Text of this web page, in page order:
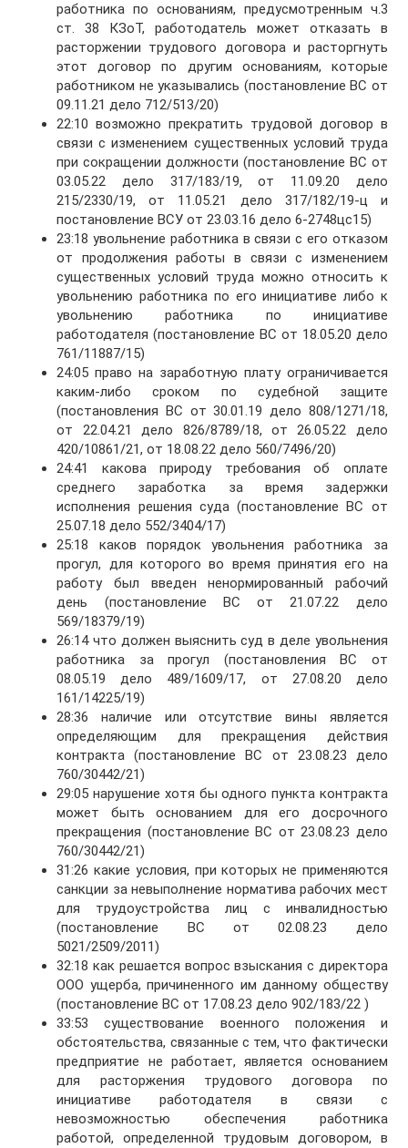
работника по основаниям, предусмотренным ч.3
ст. 38 КЗоТ, работодатель может отказать в
расторжении трудового договора и расторгнуть
этот договор по другим основаниям, которые
работником не указывались (постановление ВС от
09.11.21 дело 712/513/20)
22:10 возможно прекратить трудовой договор в
связи с изменением существенных условий труда
при сокращении должности (постановление ВС от
03.05.22 дело 317/183/19, от 11.09.20 дело
215/2330/19, от 11.05.21 дело 317/182/19-ц и
постановление ВСУ от 23.03.16 дело 6-2748цс15)
23:18 увольнение работника в связи с его отказом
от продолжения работы в связи с изменением
существенных условий труда можно относить к
увольнению работника по его инициативе либо к
увольнению работника по инициативе
работодателя (постановление ВС от 18.05.20 дело
761/11887/15)
24:05 право на заработную плату ограничивается
каким-либо сроком по судебной защите
(постановления ВС от 30.01.19 дело 808/1271/18,
от 22.04.21 дело 826/8789/18, от 26.05.22 дело
420/10861/21, от 18.08.22 дело 560/7496/20)
24:41 какова природу требования об оплате
среднего заработка за время задержки
исполнения решения суда (постановление ВС от
25.07.18 дело 552/3404/17)
25:18 каков порядок увольнения работника за
прогул, для которого во время принятия его на
работу был введен ненормированный рабочий
день (постановление ВС от 21.07.22 дело
569/18379/19)
26:14 что должен выяснить суд в деле увольнения
работника за прогул (постановления ВС от
08.05.19 дело 489/1609/17, от 27.08.20 дело
161/14225/19)
28:36 наличие или отсутствие вины является
определяющим для прекращения действия
контракта (постановление ВС от 23.08.23 дело
760/30442/21)
29:05 нарушение хотя бы одного пункта контракта
может быть основанием для его досрочного
прекращения (постановление ВС от 23.08.23 дело
760/30442/21)
31:26 какие условия, при которых не применяются
санкции за невыполнение норматива рабочих мест
для трудоустройства лиц с инвалидностью
(постановление ВС от 02.08.23 дело
5021/2509/2011)
32:18 как решается вопрос взыскания с директора
ООО ущерба, причиненного им данному обществу
(постановление ВС от 17.08.23 дело 902/183/22 )
33:53 существование военного положения и
обстоятельства, связанные с тем, что фактически
предприятие не работает, является основанием
для расторжения трудового договора по
инициативе работодателя в связи с
невозможностью обеспечения работника
работой, определенной трудовым договором, в